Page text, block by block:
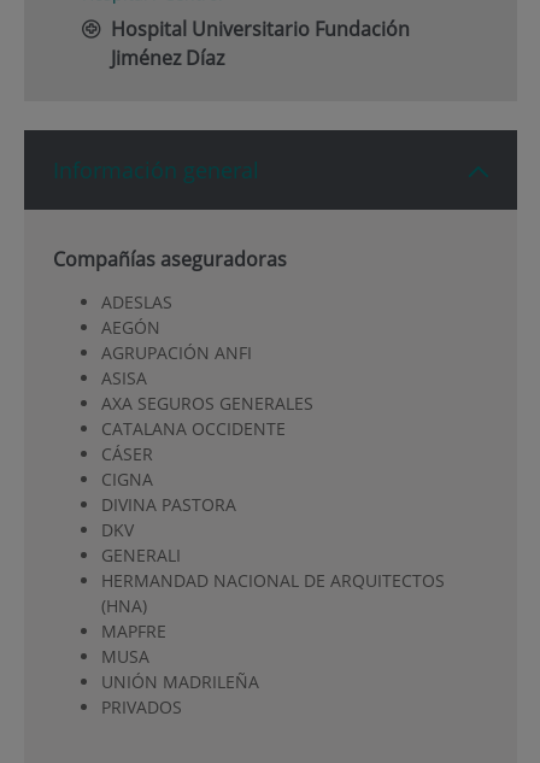
Hospital Universitario Fundación
Jiménez Díaz
Información general
Compañías aseguradoras
ADESLAS
AEGÓN
AGRUPACIÓN ANFI
ASISA
AXA SEGUROS GENERALES
CATALANA OCCIDENTE
CÁSER
CIGNA
DIVINA PASTORA
DKV
GENERALI
HERMANDAD NACIONAL DE ARQUITECTOS
(HNA)
MAPFRE
MUSA
UNIÓN MADRILEÑA
PRIVADOS